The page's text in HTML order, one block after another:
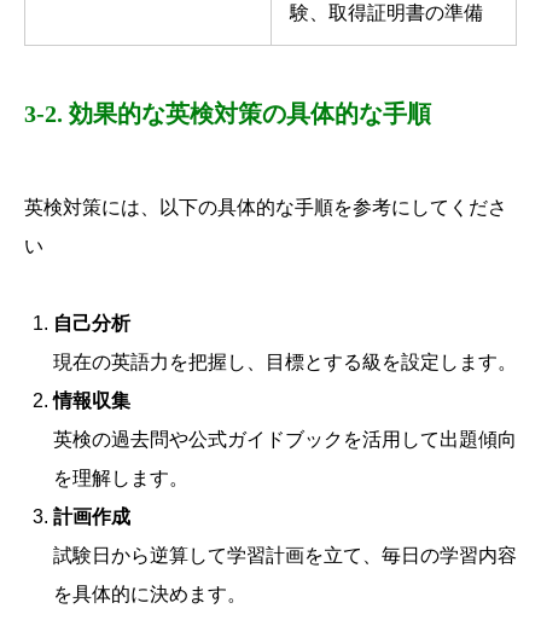
験、取得証明書の準備
3-2. 効果的な英検対策の具体的な手順
英検対策には、以下の具体的な手順を参考にしてくださ
い
自己分析
現在の英語力を把握し、目標とする級を設定します。
情報収集
英検の過去問や公式ガイドブックを活用して出題傾向
を理解します。
計画作成
試験日から逆算して学習計画を立て、毎日の学習内容
を具体的に決めます。